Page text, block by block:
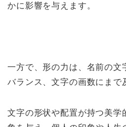
かに影響を与えます。
一方で、形の力は、名前の文
バランス、文字の画数にまで
文字の形状や配置が持つ美学